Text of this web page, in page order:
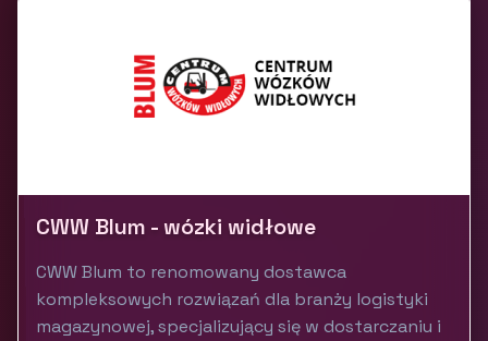
CWW Blum - wózki widłowe
CWW Blum to renomowany dostawca
kompleksowych rozwiązań dla branży logistyki
magazynowej, specjalizujący się w dostarczaniu i